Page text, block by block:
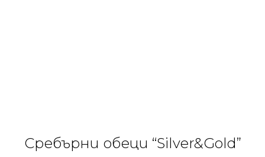
Сребърни обеци “Silver&Gold”